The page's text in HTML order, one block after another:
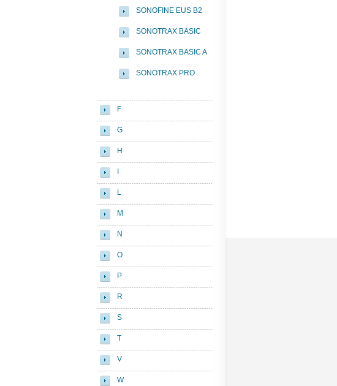
SONOFINE EUS B2
SONOTRAX BASIC
SONOTRAX BASIC A
SONOTRAX PRO
F
G
H
L
M
N
O
P
R
S
T
V
W